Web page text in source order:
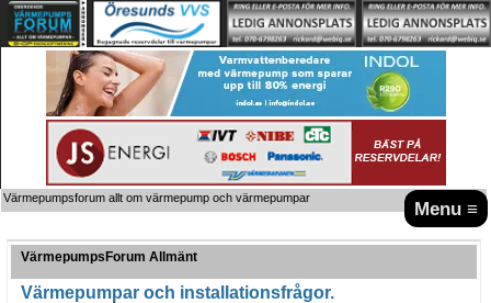
Menu ≡
Värmepumpsforum allt om värmepump och värmepumpar
VärmepumpsForum Allmänt
Värmepumpar och installationsfrågor.